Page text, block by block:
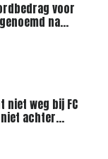
voor
na
niet weg bij FC
achter